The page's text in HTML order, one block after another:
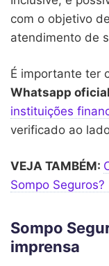
com o objetivo
atendimento de
É importante ter
Whatsapp
instituições
verificado ao
VEJA TAMBÉM:
Sompo Seguros?
Sompo
imprensa